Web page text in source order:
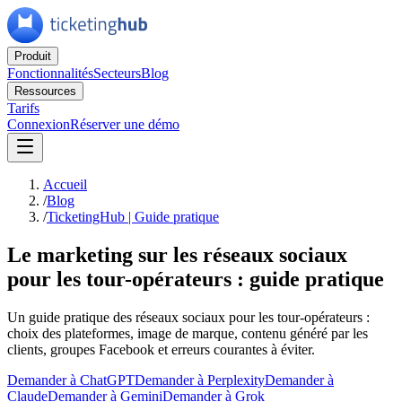
Produit
FonctionnalitésSecteursBlog
Ressources
Tarifs
ConnexionRéserver une démo
Accueil
/Blog
/TicketingHub | Guide pratique
Le marketing sur les réseaux sociaux
pour les tour-opérateurs : guide pratique
Un guide pratique des réseaux sociaux pour les tour-opérateurs :
choix des plateformes, image de marque, contenu généré par les
clients, groupes Facebook et erreurs courantes à éviter.
Demander à ChatGPTDemander à PerplexityDemander à
ClaudeDemander à GeminiDemander à Grok